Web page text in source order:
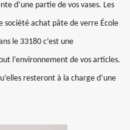
d’une partie de vos vases. Les
société achat pâte de verre École
le 33180 c’est une
l’environnement de vos articles.
resteront à la charge d’une